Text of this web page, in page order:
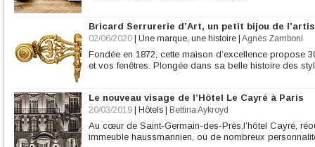
Bricard Serrurerie d’Art, un petit bijou de
02/06/2020 Une marque, une histoire Agnès Zamboni
Fondée en 1872, cette maison d’excellence propose
et vos fenêtres. Plongée dans sa belle histoire des
Le nouveau visage de l’Hôtel Le Cayré à Paris
20/03/2019 Hôtels Bettina Aykroyd
Au cœur de Saint-Germain-des-Près,l’hôtel Cayré,
immeuble haussmannien, où de nombreux